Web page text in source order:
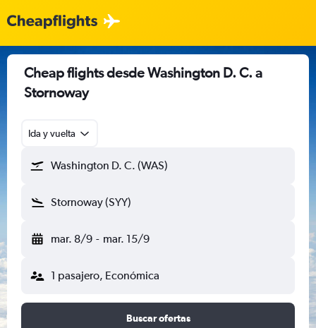
Cheap flights desde Washington D. C. a
Stornoway
Ida y vuelta
Washington D. C. (WAS)
Stornoway (SYY)
mar. 8/9 - mar. 15/9
1 pasajero, Económica
Buscar ofertas